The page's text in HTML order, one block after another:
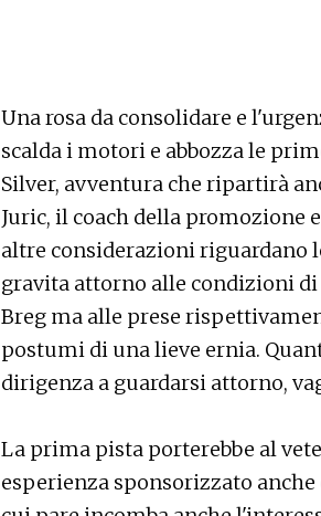
Una rosa da consolidare e
scalda i motori e abbozza le
Silver, avventura che ripartirà
Juric, il coach della promozione
altre considerazioni riguardano
gravita attorno alle condizioni
Breg ma alle prese
postumi di una lieve ernia.
dirigenza a guardarsi attorno,
La prima pista porterebbe al
esperienza sponsorizzato anche